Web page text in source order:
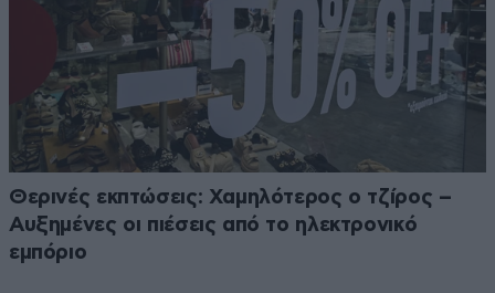
Θερινές εκπτώσεις: Χαμηλότερος ο τζίρος –
Αυξημένες οι πιέσεις από το ηλεκτρονικό
εμπόριο